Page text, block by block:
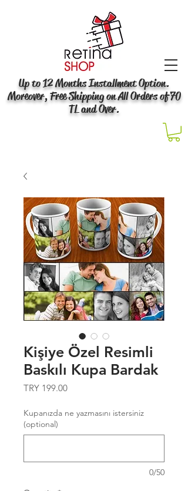
Up to 12 Months Installment Option.
Moreover, Free Shipping on All Orders of 70
TL and Over.
Kişiye Özel Resimli
Baskılı Kupa Bardak
TRY 199.00Price
Kupanızda ne yazmasını istersiniz
(optional)
0/50